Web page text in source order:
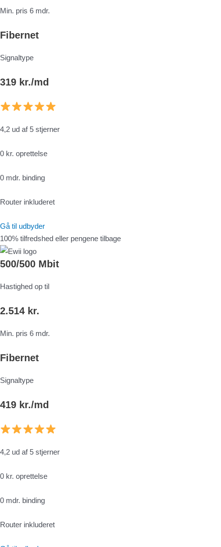
Min. pris 6 mdr.
Fibernet
Signaltype
319 kr./md
4,2 ud af 5 stjerner
0 kr. oprettelse
0 mdr. binding
Router inkluderet
Gå til udbyder
100% tilfredshed eller pengene tilbage
500/500 Mbit
Hastighed op til
2.514 kr.
Min. pris 6 mdr.
Fibernet
Signaltype
419 kr./md
4,2 ud af 5 stjerner
0 kr. oprettelse
0 mdr. binding
Router inkluderet